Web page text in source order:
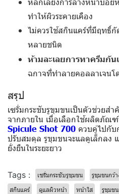
ทำให้ผิวระคายเคือง
ไม่ควรใช้สกินแคร์ที่มีฤทธิ์
หลายชนิด
ห้ามละเลยการทาครีมกั
ฉกาจที่ทำลายคอลลาเจนโ
สรุป
เซรั่มกระชับรูขุมขนเป็นตัวช่วยส
จากภายใน เมื่อเลือกใช้ผลิตภัณ
Spicule Shot 700 ควบคู่ไปกับ
ปรับสมดุล รูขุมขนจะแลดูเล็กลง
ยั่งยืนในระยะยาว
Tags : เซรั่มกระชับรูขุมขน รูขุมขนกว้า
สกินแคร์
ดูแลผิวหน้า หน้าใส รูขุมข